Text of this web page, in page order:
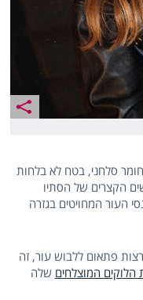
חומר סלחני, בטח לא בלחות
הקצרים של הסתיו
העור המחויטים בגזרה
פתאום ללבוש עור, זה
הלוקים המוצלחים שלה